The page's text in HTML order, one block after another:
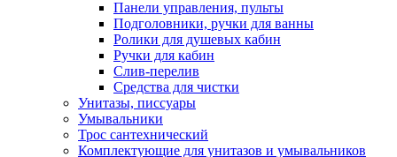
Панели управления, пульты
Подголовники, ручки для ванны
Ролики для душевых кабин
Ручки для кабин
Слив-перелив
Средства для чистки
Унитазы, писсуары
Умывальники
Трос сантехнический
Комплектующие для унитазов и умывальников